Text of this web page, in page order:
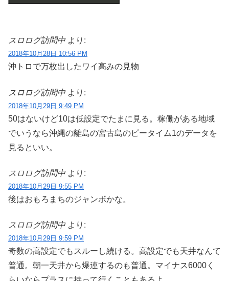
スロログ訪問中 より:
2018年10月28日 10:56 PM
沖トロで万枚出したワイ高みの見物
スロログ訪問中 より:
2018年10月29日 9:49 PM
50はないけど10は低設定でたまに見る。稼働がある地域
でいうなら沖縄の離島の宮古島のピータイム1のデータを
見るといい。
スロログ訪問中 より:
2018年10月29日 9:55 PM
後はおもろまちのジャンボかな。
スロログ訪問中 より:
2018年10月29日 9:59 PM
奇数の高設定でもスルーし続ける。高設定でも天井なんて
普通。朝一天井から爆連するのも普通。マイナス6000く